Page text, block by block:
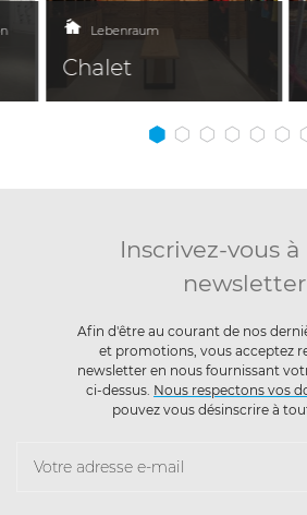
Lebenraum
Chalet
Inscrivez-vous
newsletter
Afin d'être au courant de nos
et promotions, vous acceptez
newsletter en nous fournissant
ci-dessus. Nous respectons vos
pouvez vous désinscrire à